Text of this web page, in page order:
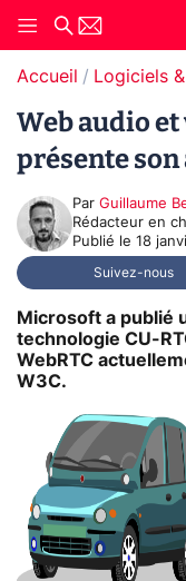
Accueil Logiciels
Web audio
présente son
Par Guillaume
Rédacteur en
Publié le 18
Suivez-nous
Microsoft a publié
technologie CU-
WebRTC
W3C.